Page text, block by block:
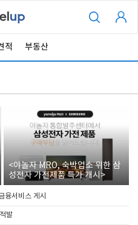
적 부동산
<야놀자 MRO, 숙박업소 위한 삼
성전자 가전제품 특가 개시>
융서비스 게시
발